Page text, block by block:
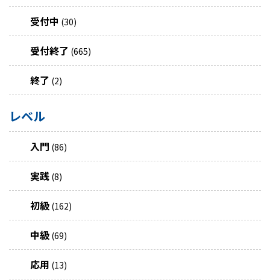
受付中 (30)
受付終了 (665)
終了 (2)
レベル
入門 (86)
実践 (8)
初級 (162)
中級 (69)
応用 (13)